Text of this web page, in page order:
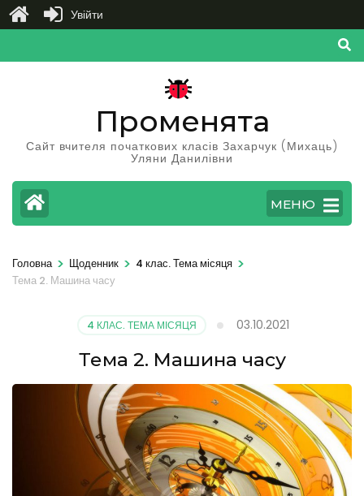
до
Променята
Сайт вчителя початкових класів Захарчук (Михаць)
Уляни Данилівни
МЕНЮ
Головна > Щоденник > 4 клас. Тема місяця >
Тема 2. Машина часу
4 КЛАС. ТЕМА МІСЯЦЯ 03.10.2021
Тема 2. Машина часу
Увійти